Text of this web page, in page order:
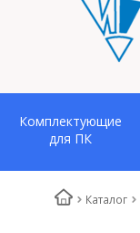
Комплектующие
для ПК
Каталог